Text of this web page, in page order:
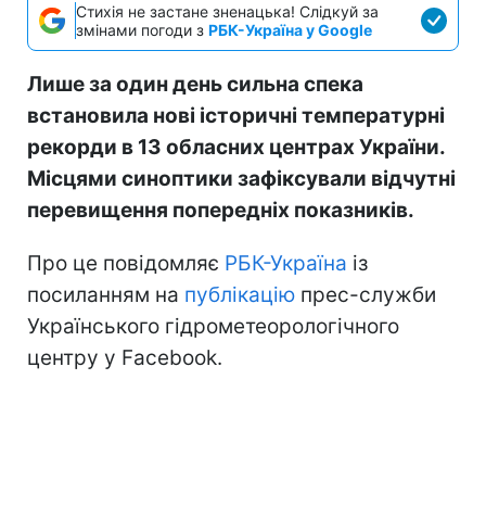
Стихія не застане зненацька! Слідкуй за
змінами погоди з РБК-Україна у Google
Лише за один день сильна спека
встановила нові історичні температурні
рекорди в 13 обласних центрах України.
Місцями синоптики зафіксували відчутні
перевищення попередніх показників.
Про це повідомляє РБК-Україна із
посиланням на публікацію прес-служби
Українського гідрометеорологічного
центру у Facebook.